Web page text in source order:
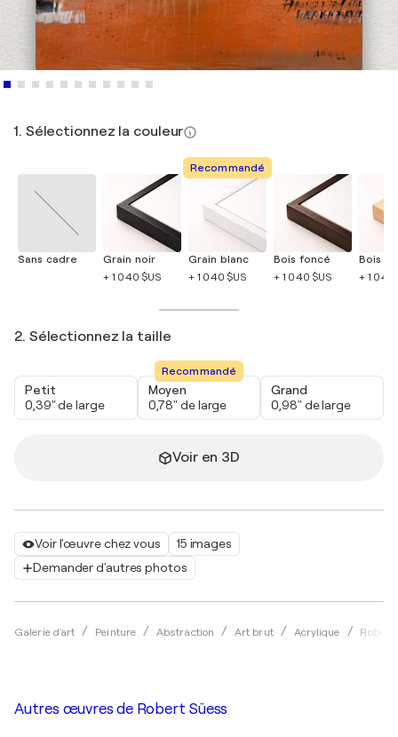
Voir l'œuvre chez vous
15 images
Demander d'autres photos
Galerie d'art Peinture Abstraction Art brut Acrylique Robert
1. Sélectionnez la couleur
Sans cadre
Grain noir
+ 1 040 $US
Recommandé
Grain blanc
+ 1 040 $US
Bois foncé
+ 1 040 $US
Bois
+ 1 040
2. Sélectionnez la taille
Petit
0,39" de large
Recommandé
Moyen
0,78" de large
Grand
0,98" de large
Voir en 3D
Autres œuvres de Robert Süess